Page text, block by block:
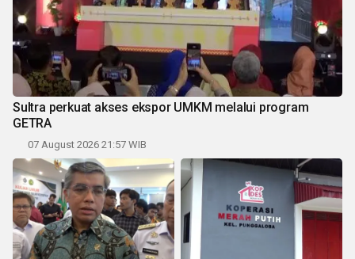
Sultra perkuat akses ekspor UMKM melalui program
GETRA
07 August 2026 21:57 WIB